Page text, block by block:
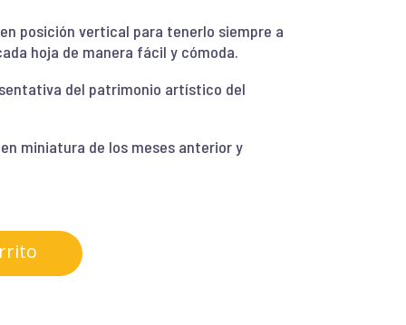
posición vertical para tenerlo siempre a
hoja de manera fácil y cómoda.
del patrimonio artístico del
miniatura de los meses anterior y